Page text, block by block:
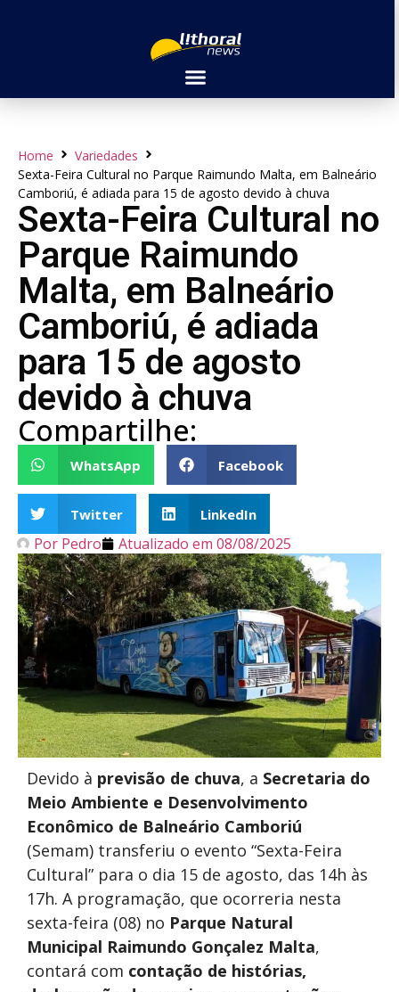
Home
Variedades
Sexta-Feira Cultural no Parque Raimundo Malta, em Balneário
Camboriú, é adiada para 15 de agosto devido à chuva
Sexta-Feira Cultural no
Parque Raimundo
Malta, em Balneário
Camboriú, é adiada
para 15 de agosto
devido à chuva
Compartilhe:
WhatsApp Facebook
Twitter LinkedIn
Por Pedro Atualizado em 08/08/2025
Devido à previsão de chuva, a Secretaria do
Meio Ambiente e Desenvolvimento
Econômico de Balneário Camboriú
(Semam) transferiu o evento “Sexta-Feira
Cultural” para o dia 15 de agosto, das 14h às
17h. A programação, que ocorreria nesta
sexta-feira (08) no Parque Natural
Municipal Raimundo Gonçalez Malta,
contará com contação de histórias,